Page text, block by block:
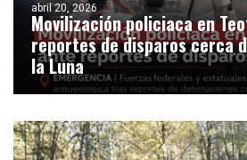
abril 20, 2026
Movilización policiaca en
reportes de disparos cerca
la Luna